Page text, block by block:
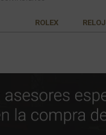
ROLEX